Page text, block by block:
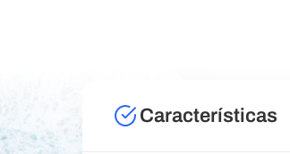
Características